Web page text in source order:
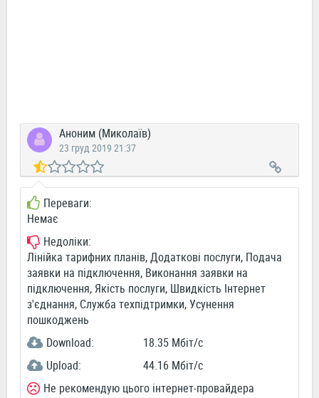
Аноним (Миколаїв)
23 груд 2019 21:37
Переваги:
Немає
Недоліки:
Лінійка тарифних планів, Додаткові послуги, Подача
заявки на підключення, Виконання заявки на
підключення, Якість послуги, Швидкість Інтернет
з'єднання, Служба техпідтримки, Усунення
пошкоджень
Download:
18.35 Мбіт/c
Upload:
44.16 Мбіт/c
Не рекомендую цього інтернет-провайдера